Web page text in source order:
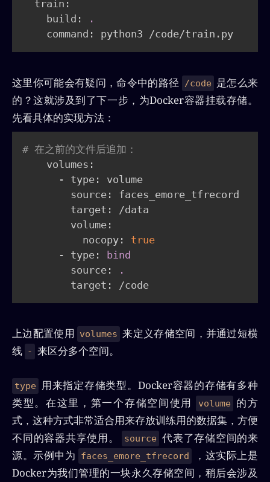
  train:
    build:
.
    command: python3 /code/train.py
这里你可能会有疑问，命令中的路径 /code 是怎么来
的？这就涉及到了下一步，为Docker容器挂载存储。
先看具体的实现方法：
# 在之前的文件后追加：
    volumes:
      - type: volume
        source: faces_emore_tfrecord
        target: /data
        volume:
          nocopy:
true
      - type:
bind
        source:
.
        target: /code
上边配置使用 volumes 来定义存储空间，并通过短横
线 - 来区分多个空间。
type
用来指定存储类型。Docker容器的存储有多种
类型。在这里，第一个存储空间使用
volume 的方
式，这种方式非常适合用来存放训练用的数据集，方便
不同的容器共享使用。
source 代表了存储空间的来
源。示例中为
faces_emore_tfrecord
，这实际上是
Docker为我们管理的一块永久存储空间，稍后会涉及